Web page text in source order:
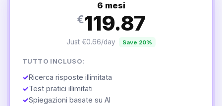
6 mesi
€119.87
Just €0.66/day Save 20%
TUTTO INCLUSO:
✓Ricerca risposte illimitata
✓Test pratici illimitati
✓Spiegazioni basate su AI